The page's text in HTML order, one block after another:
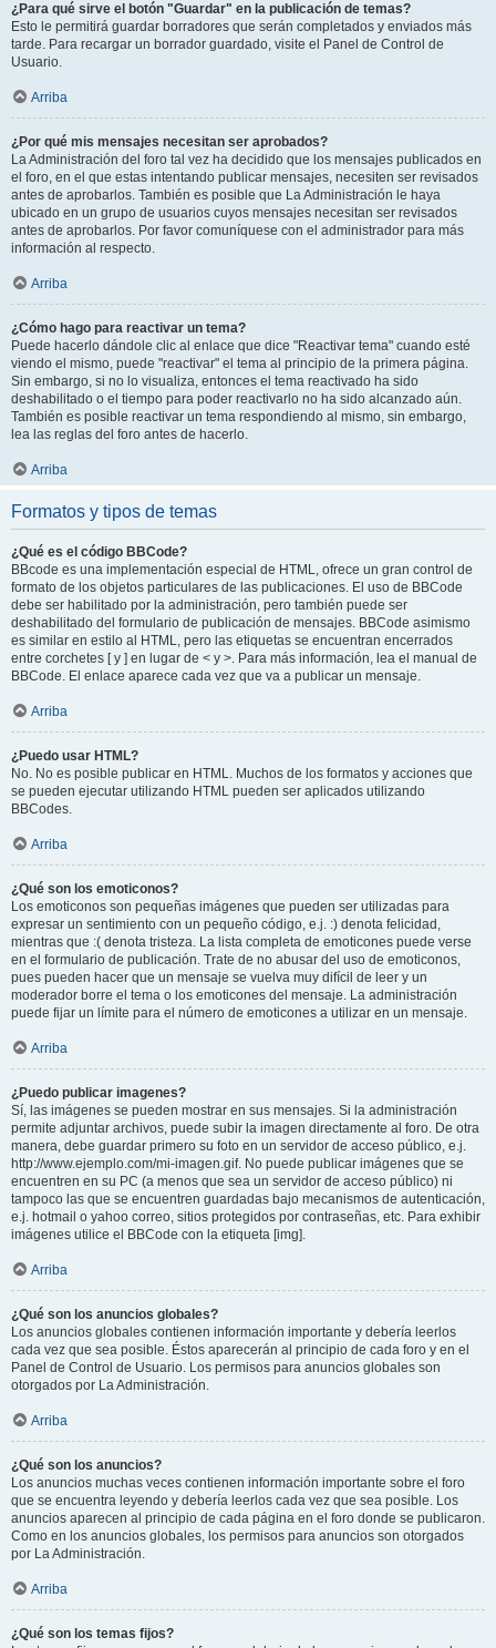
¿Para qué sirve el botón "Guardar" en la publicación de temas?
Esto le permitirá guardar borradores que serán completados y enviados más
tarde. Para recargar un borrador guardado, visite el Panel de Control de
Usuario.
Arriba
¿Por qué mis mensajes necesitan ser aprobados?
La Administración del foro tal vez ha decidido que los mensajes publicados en
el foro, en el que estas intentando publicar mensajes, necesiten ser revisados
antes de aprobarlos. También es posible que La Administración le haya
ubicado en un grupo de usuarios cuyos mensajes necesitan ser revisados
antes de aprobarlos. Por favor comuníquese con el administrador para más
información al respecto.
Arriba
¿Cómo hago para reactivar un tema?
Puede hacerlo dándole clic al enlace que dice "Reactivar tema" cuando esté
viendo el mismo, puede "reactivar" el tema al principio de la primera página.
Sin embargo, si no lo visualiza, entonces el tema reactivado ha sido
deshabilitado o el tiempo para poder reactivarlo no ha sido alcanzado aún.
También es posible reactivar un tema respondiendo al mismo, sin embargo,
lea las reglas del foro antes de hacerlo.
Arriba
Formatos y tipos de temas
¿Qué es el código BBCode?
BBcode es una implementación especial de HTML, ofrece un gran control de
formato de los objetos particulares de las publicaciones. El uso de BBCode
debe ser habilitado por la administración, pero también puede ser
deshabilitado del formulario de publicación de mensajes. BBCode asimismo
es similar en estilo al HTML, pero las etiquetas se encuentran encerrados
entre corchetes [ y ] en lugar de < y >. Para más información, lea el manual de
BBCode. El enlace aparece cada vez que va a publicar un mensaje.
Arriba
¿Puedo usar HTML?
No. No es posible publicar en HTML. Muchos de los formatos y acciones que
se pueden ejecutar utilizando HTML pueden ser aplicados utilizando
BBCodes.
Arriba
¿Qué son los emoticonos?
Los emoticonos son pequeñas imágenes que pueden ser utilizadas para
expresar un sentimiento con un pequeño código, e.j. :) denota felicidad,
mientras que :( denota tristeza. La lista completa de emoticones puede verse
en el formulario de publicación. Trate de no abusar del uso de emoticonos,
pues pueden hacer que un mensaje se vuelva muy difícil de leer y un
moderador borre el tema o los emoticones del mensaje. La administración
puede fijar un límite para el número de emoticones a utilizar en un mensaje.
Arriba
¿Puedo publicar imagenes?
Sí, las imágenes se pueden mostrar en sus mensajes. Si la administración
permite adjuntar archivos, puede subir la imagen directamente al foro. De otra
manera, debe guardar primero su foto en un servidor de acceso público, e.j.
http://www.ejemplo.com/mi-imagen.gif. No puede publicar imágenes que se
encuentren en su PC (a menos que sea un servidor de acceso público) ni
tampoco las que se encuentren guardadas bajo mecanismos de autenticación,
e.j. hotmail o yahoo correo, sitios protegidos por contraseñas, etc. Para exhibir
imágenes utilice el BBCode con la etiqueta [img].
Arriba
¿Qué son los anuncios globales?
Los anuncios globales contienen información importante y debería leerlos
cada vez que sea posible. Éstos aparecerán al principio de cada foro y en el
Panel de Control de Usuario. Los permisos para anuncios globales son
otorgados por La Administración.
Arriba
¿Qué son los anuncios?
Los anuncios muchas veces contienen información importante sobre el foro
que se encuentra leyendo y debería leerlos cada vez que sea posible. Los
anuncios aparecen al principio de cada página en el foro donde se publicaron.
Como en los anuncios globales, los permisos para anuncios son otorgados
por La Administración.
Arriba
¿Qué son los temas fijos?